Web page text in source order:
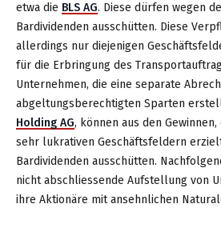
etwa die BLS AG. Diese dürfen wegen
Bardividenden ausschütten. Diese
allerdings nur diejenigen
für die Erbringung des
Unternehmen, die eine separate
abgeltungsberechtigten Sparten
Holding AG, können aus den
sehr lukrativen Geschäftsfeldern
Bardividenden ausschütten.
nicht abschliessende Aufstellung von
ihre Aktionäre mit ansehnlichen